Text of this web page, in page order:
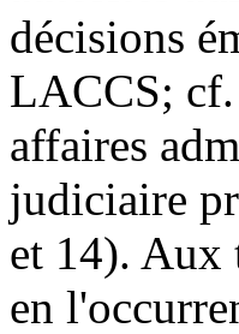
décisions
LACCS;
affaires
judiciaire
et 14). Aux
en